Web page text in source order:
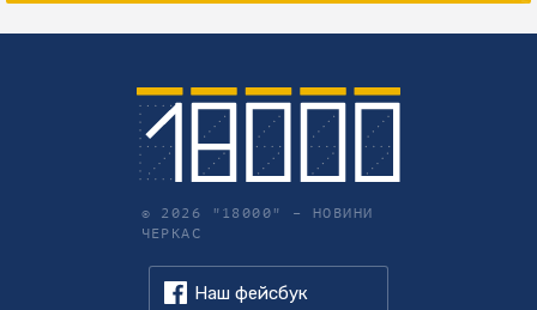
© 2026 "18000" – НОВИНИ
ЧЕРКАС
Наш фейсбук